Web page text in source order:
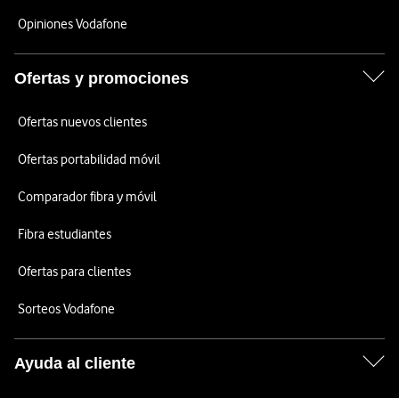
Opiniones Vodafone
Ofertas y promociones
Ofertas nuevos clientes
Ofertas portabilidad móvil
Comparador fibra y móvil
Fibra estudiantes
Ofertas para clientes
Sorteos Vodafone
Ayuda al cliente